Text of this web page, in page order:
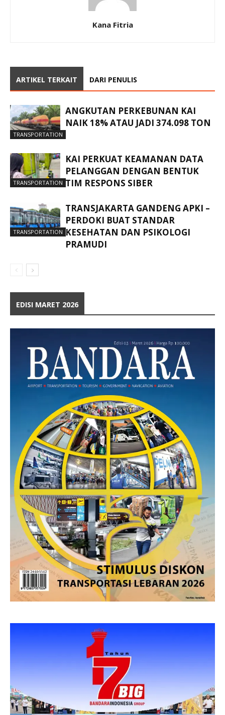
Kana Fitria
ARTIKEL TERKAIT DARI PENULIS
TRANSPORTATION
ANGKUTAN PERKEBUNAN KAI
NAIK 18% ATAU JADI 374.098 TON
TRANSPORTATION
KAI PERKUAT KEAMANAN DATA
PELANGGAN DENGAN BENTUK
TIM RESPONS SIBER
TRANSPORTATION
TRANSJAKARTA GANDENG APKI –
PERDOKI BUAT STANDAR
KESEHATAN DAN PSIKOLOGI
PRAMUDI
EDISI MARET 2026